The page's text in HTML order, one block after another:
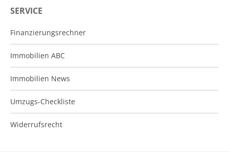
SERVICE
Finanzierungsrechner
Immobilien ABC
Immobilien News
Umzugs-Checkliste
Widerrufsrecht